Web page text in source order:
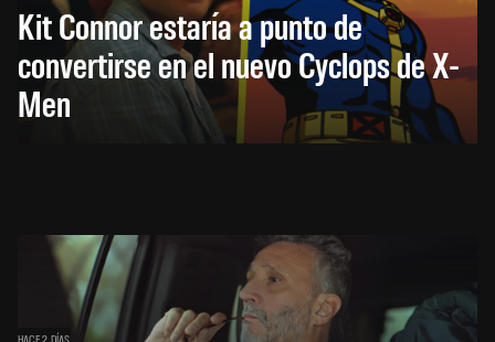
Kit Connor estaría a punto de
convertirse en el nuevo Cyclops de X-
Men
HACE 2 DÍAS